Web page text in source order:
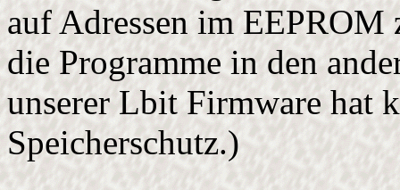
auf Adressen im EEPROM
die Programme in den
unserer Lbit Firmware hat
Speicherschutz.)